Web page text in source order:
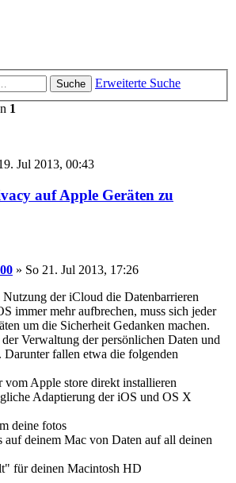
Suche
Erweiterte Suche
1
Jul 2013, 00:43
auf Apple Geräten zu
» So 21. Jul 2013, 17:26
der iCloud die Datenbarrieren
immer mehr aufbrechen, muss sich jeder
um die Sicherheit Gedanken machen.
Verwaltung der persönlichen Daten und
fallen etwa die folgenden
vom Apple store direkt installieren
Adaptierung der iOS und OS X
deine fotos
auf deinem Mac von Daten auf all deinen
für deinen Macintosh HD